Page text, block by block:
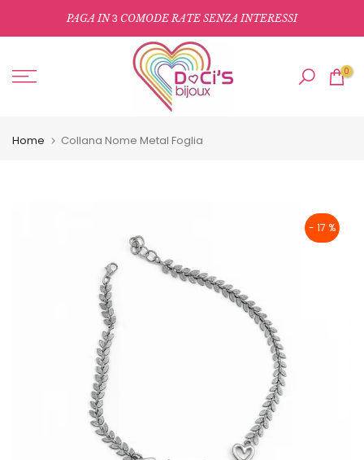
al
PAGA IN3 COMODE RATE SENZA INTERESSI
0
Home Collana Nome Metal Foglia
- 17 %